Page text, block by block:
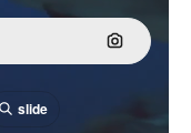
画像で検
slide